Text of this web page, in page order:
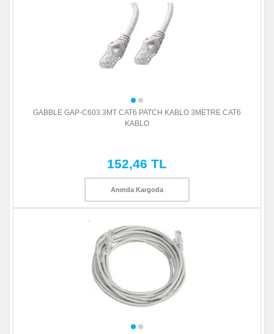
GABBLE GAP-C603 3MT CAT6 PATCH KABLO 3METRE CAT6
KABLO
152,46 TL
Anında Kargoda